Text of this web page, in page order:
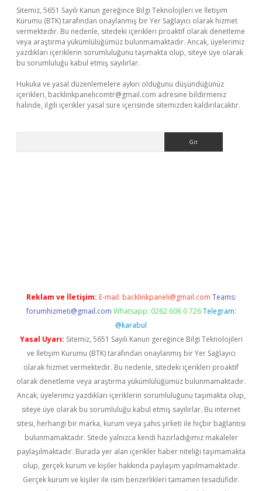
Sitemiz, 5651 Sayılı Kanun gereğince Bilgi Teknolojileri ve İletişim
Kurumu (BTK) tarafından onaylanmış bir Yer Sağlayıcı olarak hizmet
vermektedir. Bu nedenle, sitedeki içerikleri proaktif olarak denetleme
veya araştırma yükümlülüğümüz bulunmamaktadır. Ancak, üyelerimiz
yazdıkları içeriklerin sorumluluğunu taşımakta olup, siteye üye olarak
bu sorumluluğu kabul etmiş sayılırlar.
Hukuka ve yasal düzenlemelere aykırı olduğunu düşündüğünüz
içerikleri, backlinkpanelicomtr@gmail.com adresine bildirmeniz
halinde, ilgili içerikler yasal süre içerisinde sitemizden kaldırılacaktır.
Reklam ve İletişim: E-mail: backlinkpaneli@gmail.com Teams:
forumhizmeti@gmail.com Whatsapp: 0262 606 0 726 Telegram:
@karabul
Yasal Uyarı: Sitemiz, 5651 Sayılı Kanun gereğince Bilgi Teknolojileri
ve İletişim Kurumu (BTK) tarafından onaylanmış bir Yer Sağlayıcı
olarak hizmet vermektedir. Bu nedenle, sitedeki içerikleri proaktif
olarak denetleme veya araştırma yükümlülüğümüz bulunmamaktadır.
Ancak, üyelerimiz yazdıkları içeriklerin sorumluluğunu taşımakta olup,
siteye üye olarak bu sorumluluğu kabul etmiş sayılırlar. Bu internet
sitesi, herhangi bir marka, kurum veya şahıs şirketi ile hiçbir bağlantısı
bulunmamaktadır. Sitede yalnızca kendi hazırladığımız makaleler
paylaşılmaktadır. Burada yer alan içerikler haber niteliği taşımamakta
olup, gerçek kurum ve kişiler hakkında paylaşım yapılmamaktadır.
Gerçek kurum ve kişiler ile isim benzerlikleri tamamen tesadüfidir.